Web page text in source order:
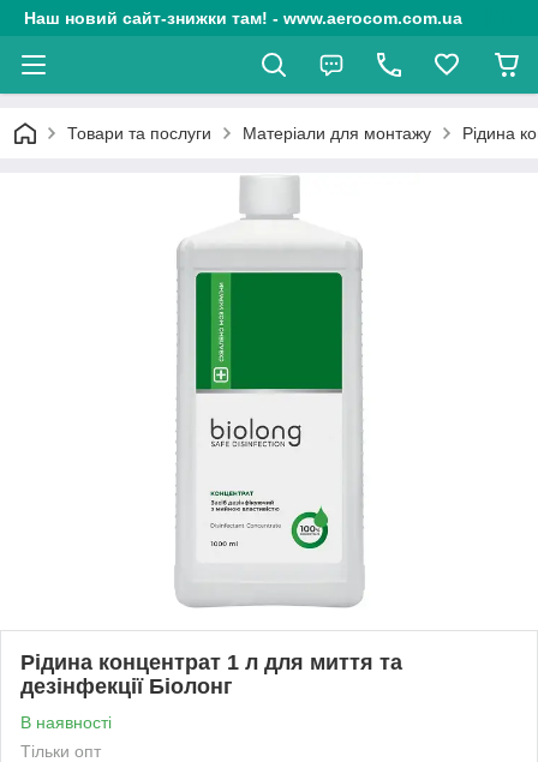
Наш новий сайт-знижки там! - www.aerocom.com.ua
Товари та послуги Матеріали для монтажу Рідина
Рідина концентрат 1 л для миття та
дезінфекції Біолонг
В наявності
Тільки опт